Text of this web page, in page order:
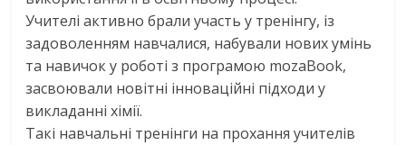
Учителі активно брали участь у тренінгу, із
задоволенням навчалися, набували нових умінь
та навичок у роботі з програмою mozaBook,
засвоювали новітні інноваційні підходи у
викладанні хімії.
Такі навчальні тренінги на прохання учителів